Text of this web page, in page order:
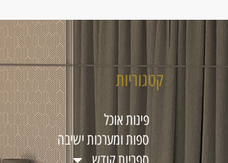
קטגוריות
פינות אוכל
ספות ומערכות ישיבה